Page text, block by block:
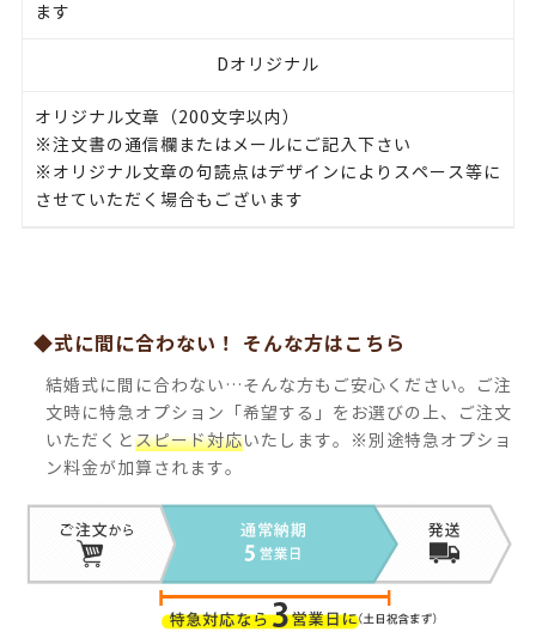
ます
Dオリジナル
オリジナル文章（200文字以内）
※注文書の通信欄またはメールにご記入下さい
※オリジナル文章の句読点はデザインによりスペース等に
させていただく場合もございます
◆式に間に合わない！ そんな方はこちら
結婚式に間に合わない…そんな方もご安心ください。ご注
文時に特急オプション「希望する」をお選びの上、ご注文
いただくとスピード対応いたします。※別途特急オプショ
ン料金が加算されます。